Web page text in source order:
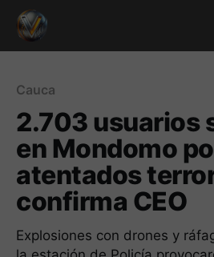
Cauca
2.703 usuarios
en Mondomo
atentados
confirma CEO
Explosiones con drones y